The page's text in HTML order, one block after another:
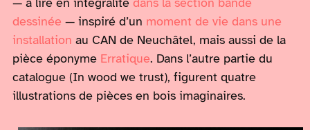
dessinée — inspiré d’un moment de vie dans une
installation au CAN de Neuchâtel, mais aussi de la
pièce éponyme Erratique. Dans l’autre partie du
catalogue (In wood we trust), figurent quatre
illustrations de pièces en bois imaginaires.